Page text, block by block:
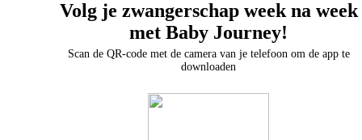
Volg je zwangerschap week na week
met Baby Journey!
Scan de QR-code met de camera van je telefoon om de app te
downloaden